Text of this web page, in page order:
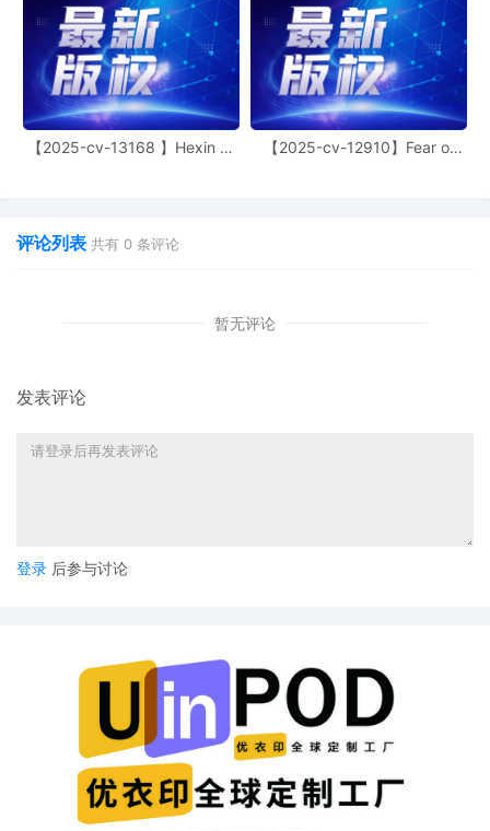
【2025-cv-13168 】Hexin 塑
【2025-cv-12910】Fear of
评论列表 共有 0 条评论
暂无评论
发表评论
登录 后参与讨论